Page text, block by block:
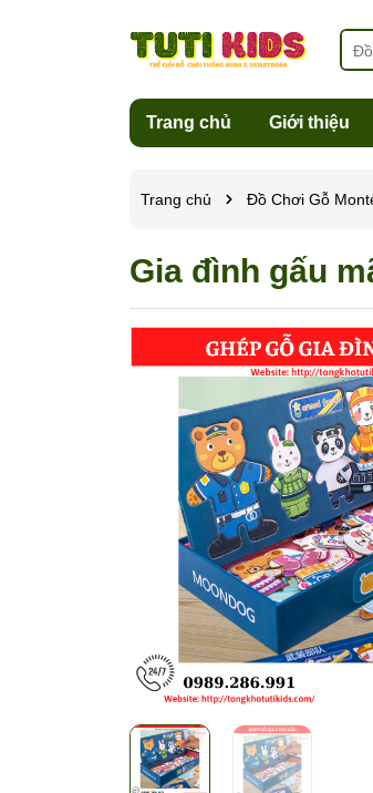
Trang chủ Giới thiệu
Trang chủ Đồ Chơi Gỗ
Gia đình gấu